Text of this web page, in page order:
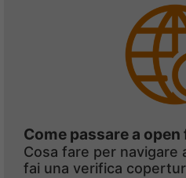
Come passare a open
Cosa fare per navigare
fai una verifica